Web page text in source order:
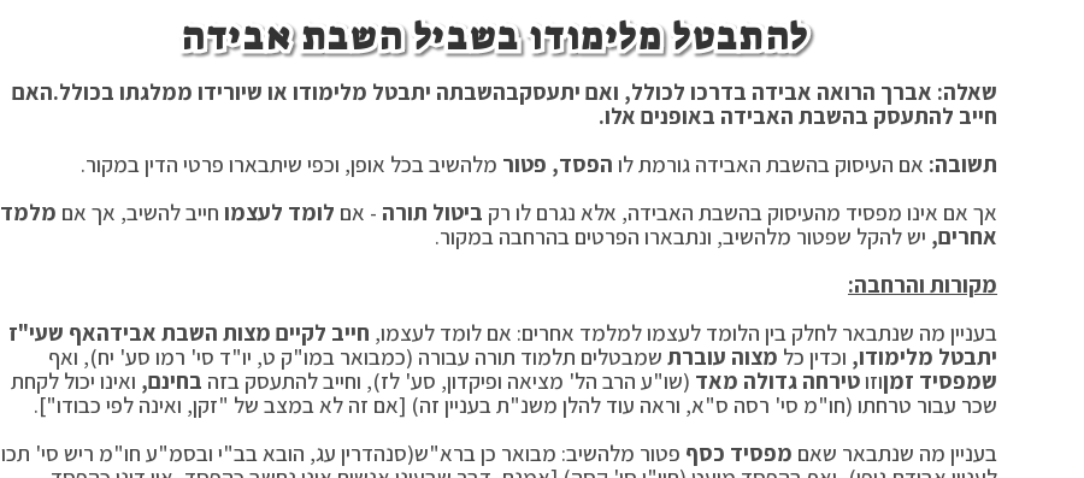
להתבטל מלימודו בשביל השבת אבידה
שאלה: אברך הרואה אבידה בדרכו לכולל, ואם יתעסקבהשבתה יתבטל מלימודו או שיורידו ממלגתו בכולל.האם
חייב להתעסק בהשבת האבידה באופנים אלו.
תשובה: אם העיסוק בהשבת האבידה גורמת לו הפסד, פטור מלהשיב בכל אופן, וכפי שיתבארו פרטי הדין במקור.
אך אם אינו מפסיד מהעיסוק בהשבת האבידה, אלא נגרם לו רק ביטול תורה - אם לומד לעצמו חייב להשיב, אך אם מלמד
אחרים, יש להקל שפטור מלהשיב, ונתבארו הפרטים בהרחבה במקור.
מקורות והרחבה:
בעניין מה שנתבאר לחלק בין הלומד לעצמו למלמד אחרים: אם לומד לעצמו, חייב לקיים מצות השבת אבידהאף שעי"ז
יתבטל מלימודו, וכדין כל מצוה עוברת שמבטלים תלמוד תורה עבורה (כמבואר במו"ק ט, יו"ד סי' רמו סע' יח), ואף
שמפסיד זמןוזוטירחה גדולה מאד (שו"ע הרב הל' מציאה ופיקדון, סע' לז), וחייב להתעסק בזה בחינם, ואינו יכול לקחת
שכר עבור טרחתו (חו"מ סי' רסה ס"א, וראה עוד להלן משנ"ת בעניין זה) [אם זה לא במצב של "זקן, ואינה לפי כבודו"].
בעניין מה שנתבאר שאם מפסיד כסף פטור מלהשיב: מבואר כן ברא"ש(סנהדרין עג, הובא בב"י ובסמ"ע חו"מ ריש סי' תכו